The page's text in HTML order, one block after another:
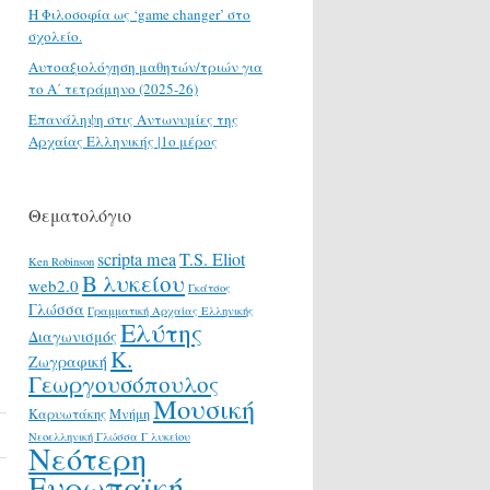
H Φιλοσοφία ως ‘game changer’ στο
σχολείο.
Αυτοαξιολόγηση μαθητών/τριών για
το Α΄ τετράμηνο (2025-26)
Επανάληψη στις Αντωνυμίες της
Αρχαίας Ελληνικής |1ο μέρος
Θεματολόγιο
Ken Robinson scripta meaT.S. Eliot
web2.0 Β λυκείου Γκάτσος
Γλώσσα Γραμματική Αρχαίας Ελληνικής
ΔιαγωνισμόςΕλύτης
Ζωγραφική Κ.
Γεωργουσόπουλος
ΚαρυωτάκηςΜνήμηΜουσική
Νεοελληνική Γλώσσα Γ λυκείου
Νεότερη